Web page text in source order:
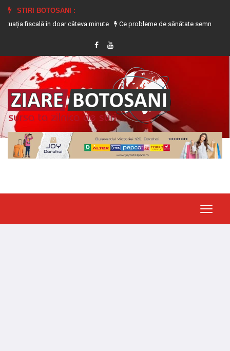
STIRI BOTOSANI :
în doar câteva minute
Ce probleme de sănătate semnalează